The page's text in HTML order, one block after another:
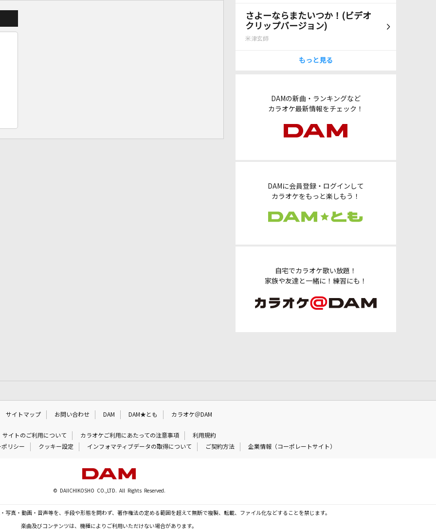
さよーならまたいつか！(ビデオ
クリップバージョン)
米津玄師
もっと見る
DAMの新曲・ランキングなど
カラオケ最新情報をチェック！
DAMに会員登録・ログインして
カラオケをもっと楽しもう！
自宅でカラオケ歌い放題！
家族や友達と一緒に！練習にも！
サイトマップ お問い合わせ DAM DAM★とも カラオケ＠DAM
サイトのご利用について カラオケご利用にあたっての注意事項
利用規約
リシー
クッキー設定 インフォマティブデータの取得について ご契約方法 企業情報（コーポレートサイト）
© DAIICHIKOSHO CO.,LTD. All Rights Reserved.
写真・動画・音声等を、手段や形態を問わず、著作権法の定める範囲を超えて無断で複製、転載、ファイル化などすることを禁じます。
楽曲及びコンテンツは、機種によりご利用いただけない場合があります。